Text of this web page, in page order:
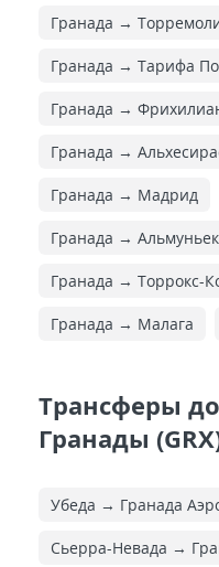
Гранада →
Гранада → Тарифа
Гранада →
Гранада →
Гранада → Мадрид
Гранада →
Гранада → Торрокс-
Гранада → Малага
Трансферы
Гранады
Убеда → Гранада
Сьерра-Невада →